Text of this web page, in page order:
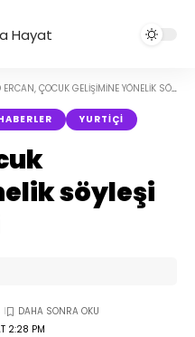
ÇOCUK GELIŞIMINE YÖNELIK SÖYLEŞI GERÇEKLEŞTIRDI
YURTIÇI
söyleşi
2:28 PM